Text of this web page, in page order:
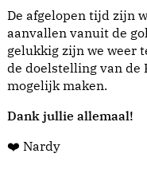
De afgelopen tijd zijn
aanvallen vanuit de
gelukkig zijn we weer
de doelstelling van de
mogelijk maken.
Dank jullie allemaal!
❤️ Nardy